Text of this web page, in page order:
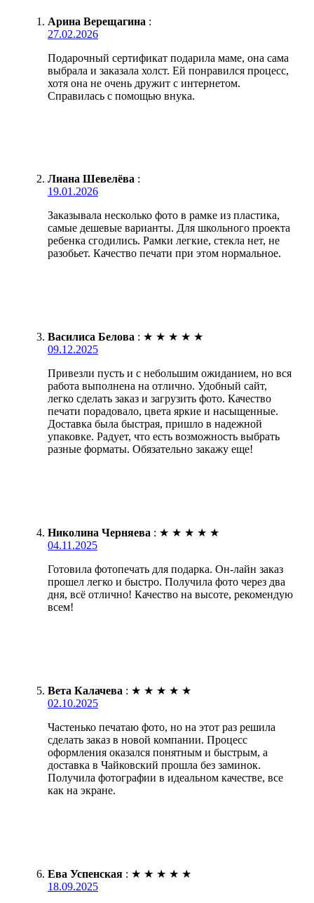
Арина Верещагина :
27.02.2026
Подарочный сертификат подарила маме, она сама
выбрала и заказала холст. Ей понравился процесс,
хотя она не очень дружит с интернетом.
Справилась с помощью внука.
Лиана Шевелёва :
19.01.2026
Заказывала несколько фото в рамке из пластика,
самые дешевые варианты. Для школьного проекта
ребенка сгодились. Рамки легкие, стекла нет, не
разобьет. Качество печати при этом нормальное.
Василиса Белова : ★ ★ ★ ★ ★
09.12.2025
Привезли пусть и с небольшим ожиданием, но вся
работа выполнена на отлично. Удобный сайт,
легко сделать заказ и загрузить фото. Качество
печати порадовало, цвета яркие и насыщенные.
Доставка была быстрая, пришло в надежной
упаковке. Радует, что есть возможность выбрать
разные форматы. Обязательно закажу еще!
Николина Черняева : ★ ★ ★ ★ ★
04.11.2025
Готовила фотопечать для подарка. Он-лайн заказ
прошел легко и быстро. Получила фото через два
дня, всё отлично! Качество на высоте, рекомендую
всем!
Вета Калачева : ★ ★ ★ ★ ★
02.10.2025
Частенько печатаю фото, но на этот раз решила
сделать заказ в новой компании. Процесс
оформления оказался понятным и быстрым, а
доставка в Чайковский прошла без заминок.
Получила фотографии в идеальном качестве, все
как на экране.
Ева Успенская : ★ ★ ★ ★ ★
18.09.2025